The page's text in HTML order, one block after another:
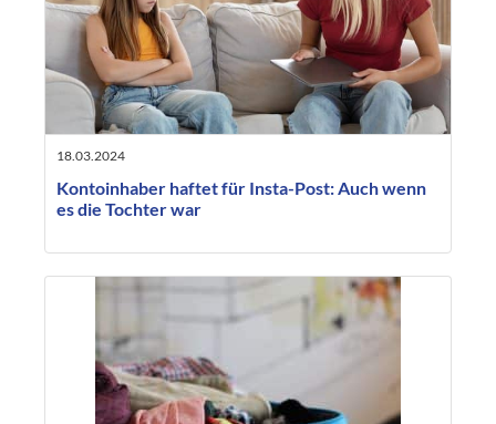
18.03.2024
Kontoinhaber haftet für Insta-Post: Auch wenn
es die Tochter war